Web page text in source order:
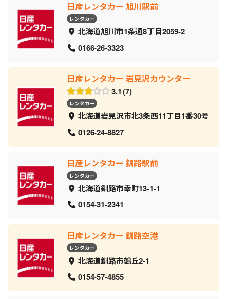
日産レンタカー 旭川駅前
レンタカー
北海道旭川市1条通8丁目2059‐2
0166-26-3323
日産レンタカー 岩見沢カウンター
3.1 7
レンタカー
北海道岩見沢市北3条西11丁目1番30号
0126-24-8827
日産レンタカー 釧路駅前
レンタカー
北海道釧路市幸町13-1-1
0154-31-2341
日産レンタカー 釧路空港
レンタカー
北海道釧路市鶴丘2-1
0154-57-4855